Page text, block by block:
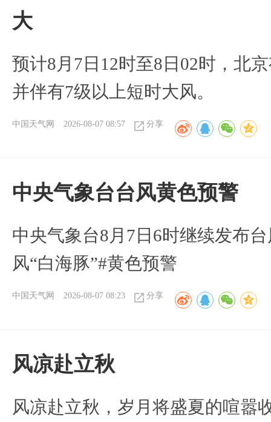
大
预计8月7日12时至8日02时，北
并伴有7级以上短时大风。
中国天气网 2026-08-07 08:57 分享
​中央气象台台风黄色预警
中央气象台8月7日6时继续发布
风“白海豚”#黄色预警
中国天气网 2026-08-07 08:23 分享
风凉赴立秋
风凉赴立秋，岁月将盛夏的喧嚣